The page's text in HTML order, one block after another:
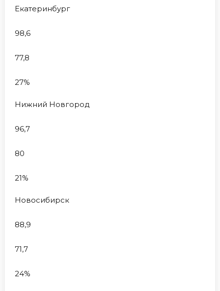
Екатеринбург
98,6
77,8
27%
Нижний Новгород
96,7
80
21%
Новосибирск
88,9
71,7
24%